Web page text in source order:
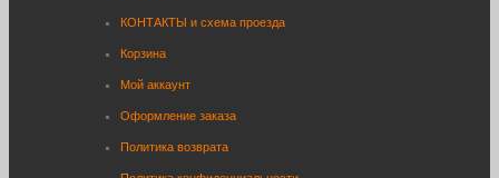
КОНТАКТЫ и схема проезда
Корзина
Мой аккаунт
Оформление заказа
Политика возврата